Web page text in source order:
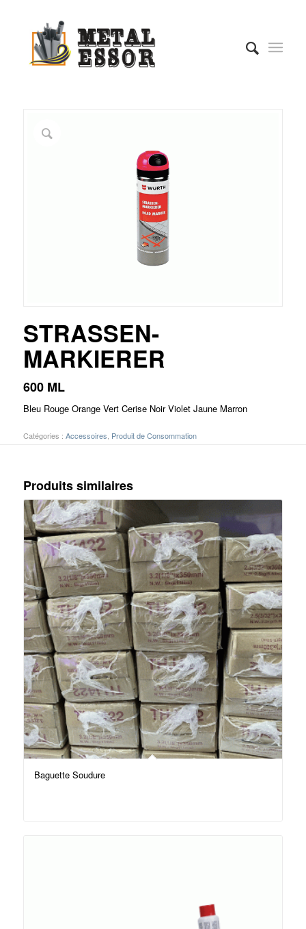
STRASSEN-
MARKIERER
600 ML
Bleu Rouge Orange Vert Cerise Noir Violet Jaune Marron
Catégories : Accessoires Produit de Consommation
Produits similaires
Baguette Soudure